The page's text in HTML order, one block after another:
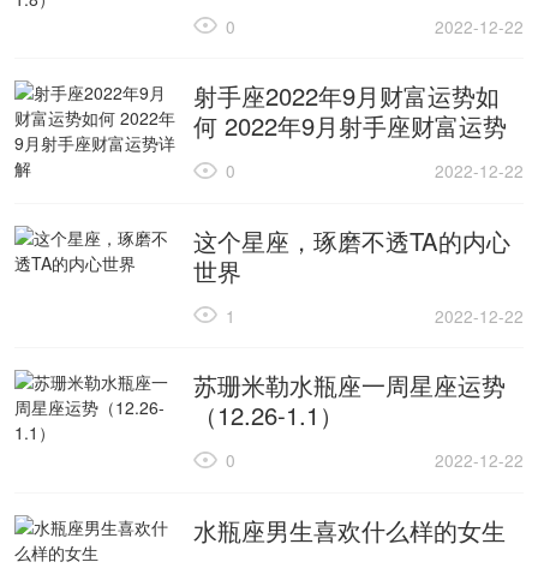
2022-12-22
0
射手座2022年9月财富运势如
何 2022年9月射手座财富运势
详解
2022-12-22
0
这个星座，琢磨不透TA的内心
世界
2022-12-22
1
苏珊米勒水瓶座一周星座运势
（12.26-1.1）
2022-12-22
0
水瓶座男生喜欢什么样的女生